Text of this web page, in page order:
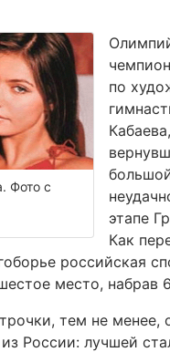
Фото с
по
этапе
Как
российская
место, набрав
тем не менее,
России: лучшей